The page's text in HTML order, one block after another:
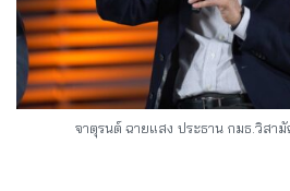
จาตุรนต์ ฉายแสง ประธาน กมธ.วิสา